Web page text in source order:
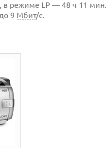
в режиме LP — 48 ч 11 мин.
9 Мбит/с.